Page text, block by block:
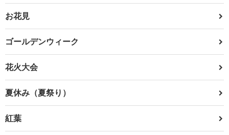
お花見
ゴールデンウィーク
花火大会
夏休み（夏祭り）
紅葉